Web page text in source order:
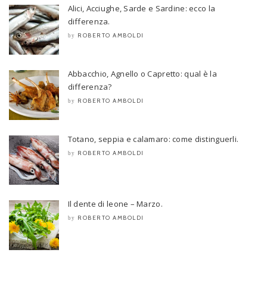
Alici, Acciughe, Sarde e Sardine: ecco la
differenza.
by ROBERTO AMBOLDI
Abbacchio, Agnello o Capretto: qual è la
differenza?
by ROBERTO AMBOLDI
Totano, seppia e calamaro: come distinguerli.
by ROBERTO AMBOLDI
Il dente di leone – Marzo.
by ROBERTO AMBOLDI